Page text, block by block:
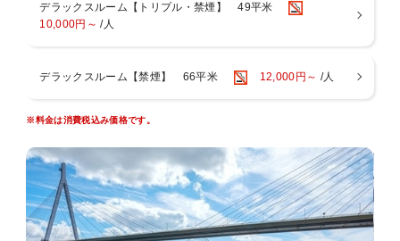
お部屋には便利なスパバッグもご用意。客室用スリッパとナイトウェ
アご着用でお越しいただけます。
【営業時間】 14：00～24：00（最終入場23：30） / 6：00～9：
※営業時間は変動する場合がございます。
※異性の浴室・ロッカールームのご利用は6歳以下とさせていただい
ております。
※タトゥーのあるお客様はスパのご利用をご遠慮いただいておりま
す。
＜ご注意点＞
デラックスルーム【トリプル・禁煙】 49平米
10,000円～ /人
デラックスルーム【禁煙】 66平米 12,000円～ /人
※料金は消費税込み価格です。